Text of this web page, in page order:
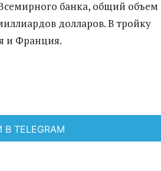
банка, общий объем
долларов. В тройку
и Франция.
TELEGRAM